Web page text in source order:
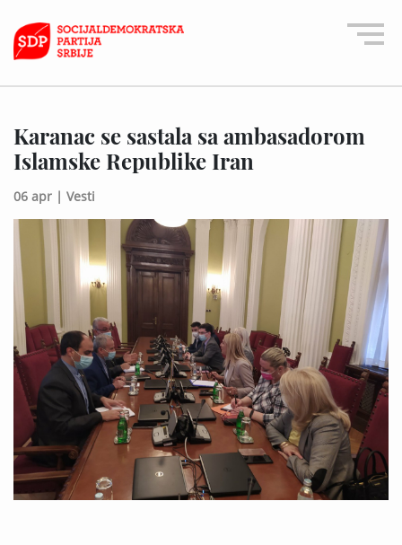
Karanac se sastala sa ambasadorom
Islamske Republike Iran
06 apr | Vesti